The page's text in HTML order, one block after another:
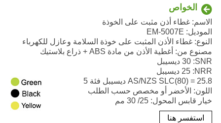
الخواص
الاسم: غطاء أذن مثبت على الخوذة
الموديل: EM-5007E
النوع: غطاء الأذن المثبت على خوذة السلامة وعازل للكهرباء
مصنوع من: أغطية الأذن من مادة ABS + ذراع بلاستيك
SNR: 30 ديسيبل
NRR: 25 ديسيبل
AS/NZS SLC(80) = 25.8 ديسيبل فئة 5
اللون: الأخضر أو مخصص حسب الطلب
خيار قابس المحول: 25/ 30 مم
استفسر هنا